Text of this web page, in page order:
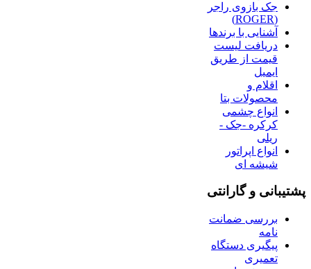
جک بازوی راجر
(ROGER)
آشنایی با برندها
دریافت لیست
قیمت از طریق
ایمیل
اقلام و
محصولات بتا
انواع چشمی
کرکره -جک -
ریلی
انواع اپراتور
شیشه ای
پشتیبانی و گارانتی
بررسی ضمانت
نامه
پیگیری دستگاه
تعمیری